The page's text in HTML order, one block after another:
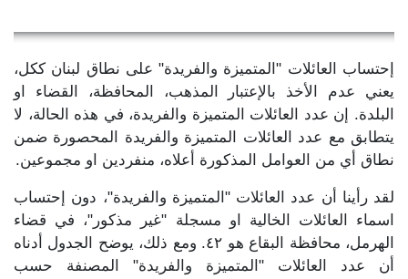
إحتساب العائلات "المتميزة والفريدة" على نطاق لبنان ككل،
يعني عدم الأخذ بالإعتبار المذهب، المحافظة، القضاء او
البلدة. إن عدد العائلات المتميزة والفريدة، في هذه الحالة، لا
يتطابق مع عدد العائلات المتميزة والفريدة المحصورة ضمن
نطاق أي من العوامل المذكورة أعلاه، منفردين او مجموعين.
لقد رأينا أن عدد العائلات "المتميزة والفريدة"، دون إحتساب
اسماء العائلات الخالية او مسجلة "غير مذكور"، في قضاء
الهرمل، محافظة البقاع هو ٤٢. ومع ذلك، يوضح الجدول أدناه
أن عدد العائلات "المتميزة والفريدة" المصنفة حسب